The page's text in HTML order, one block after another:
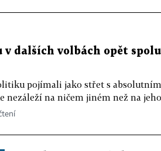
v dalších volbách opět
pojímali jako střet s
nezáleží na ničem jiném než na